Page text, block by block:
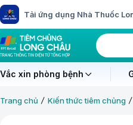
Tải ứng dụng Nhà Thuốc
Vắc xin phòng bệnh
Trang chủ Kiến thức tiêm chủng